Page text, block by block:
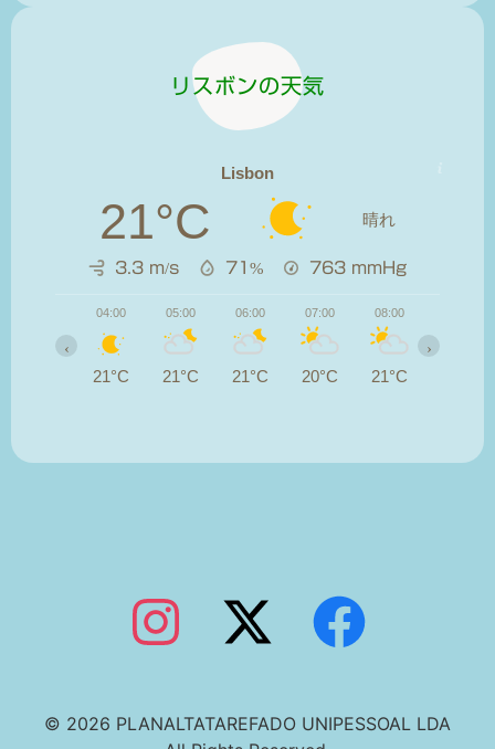
リスボンの天気
Lisbon
21°C 晴れ
3.3 m/s 71% 763 mmHg
04:00
21°C
05:00
21°C
06:00
21°C
07:00
20°C
08:00
21°C
‹ ›
© 2026 PLANALTATAREFADO UNIPESSOAL LDA